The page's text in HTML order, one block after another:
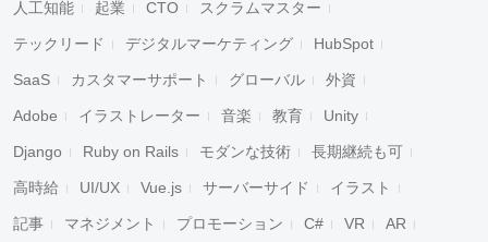
人工知能 起業 CTO スクラムマスター
テックリード デジタルマーケティング HubSpot
SaaS カスタマーサポート グローバル 外資
Adobe イラストレーター 音楽 教育 Unity
Django Ruby on Rails モダンな技術 長期継続も可
高時給 UI/UX Vue.js サーバーサイド イラスト
記事 マネジメント プロモーション C# VR AR